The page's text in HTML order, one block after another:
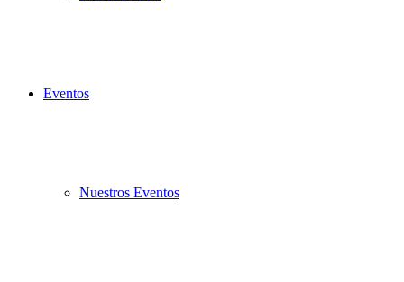
Eventos
Nuestros Eventos